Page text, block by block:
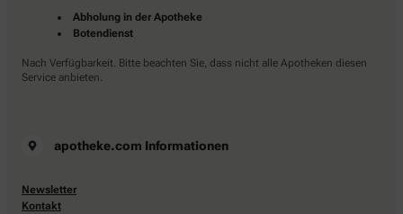
Abholung in der Apotheke
Botendienst
Nach Verfügbarkeit. Bitte beachten Sie, dass nicht alle Apotheken diesen
Service anbieten.
apotheke.com Informationen
Newsletter
Kontakt